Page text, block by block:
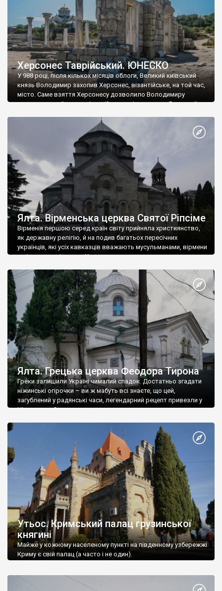
Херсонес Таврійський. ЮНЕСКО
У 988 році, після кількох місяців облоги, Великий київський
князь Володимир захопив Херсонес, візантійське, на той час,
місто. Саме взяття Херсонесу дозволило Володимиру
диктувати свої умови візантійському імператору Василю ІІ, та
Херсонесі Володимир-язичник, став Василем-християнином.
А потім було Хрещення Русі. На честь Херсонесу Таврійського
Ялта. Вірменська церква Святої Ріпсіме
Вірменія першою серед країн світу прийняла християнство,
як державну релігію, й на подив багатьох пересічних
українців, які усіх кавказців вважають мусульманами, вірмени
є відданими вірянами Христа
Ялта. Грецька церква Феодора Тирона
Греки залишили Україні чималий спадок. Достатньо згадати
ніжинські огірочки – ви ж мабуть всі знаєте, що цей,
загублений у радянські часи, легендарний рецепт привезли у
Ніжин греки?
Утьос. Кримський палац грузинської
княгині
Майже у кожному населеному пункті на південному узбережжі
Криму є свій палац (а часто і не один).